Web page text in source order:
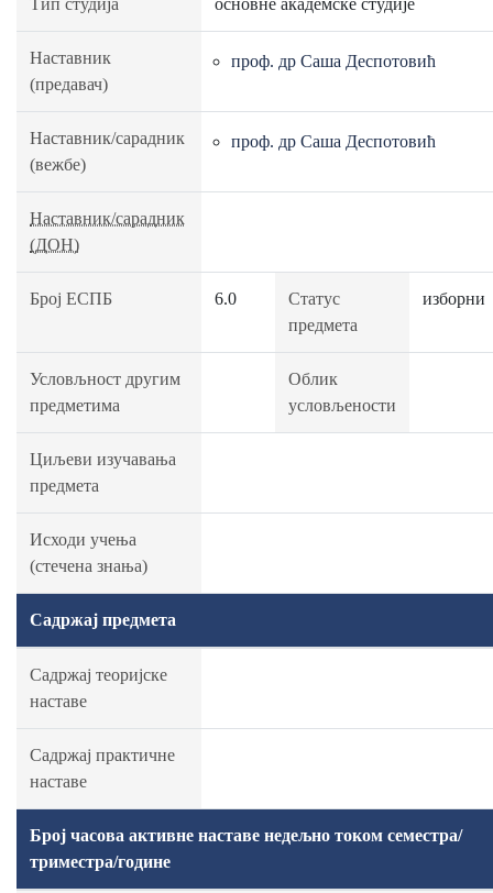
Тип студија основне академске студије
Наставник
(предавач)
проф. др Саша Деспотовић
Наставник/сарадник
(вежбе)
проф. др Саша Деспотовић
Наставник/сарадник
(ДОН)
Број ЕСПБ 6.0
Статус
предмета
изборни
Условљност другим
предметима
Облик
условљености
Циљеви изучавања
предмета
Исходи учења
(стечена знања)
Садржај предмета
Садржај теоријске
наставе
Садржај практичне
наставе
Број часова активне наставе недељно током семестра/
триместра/године